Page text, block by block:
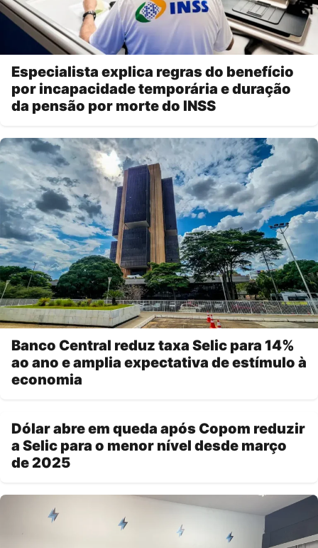
Especialista explica regras do benefício
por incapacidade temporária e duração
da pensão por morte do INSS
Banco Central reduz taxa Selic para 14%
ao ano e amplia expectativa de estímulo à
economia
Dólar abre em queda após Copom reduzir
a Selic para o menor nível desde março
de 2025